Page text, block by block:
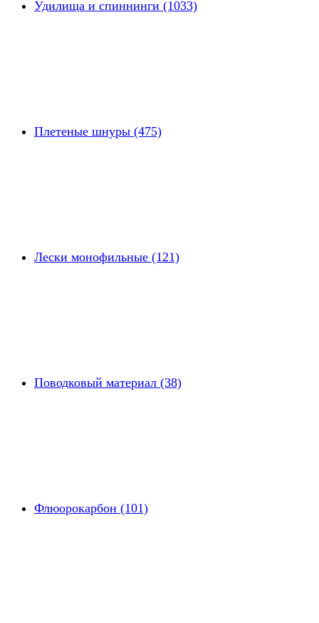
Удилища и спиннинги (1033)
Плетеные шнуры (475)
Лески монофильные (121)
Поводковый материал (38)
Флюорокарбон (101)